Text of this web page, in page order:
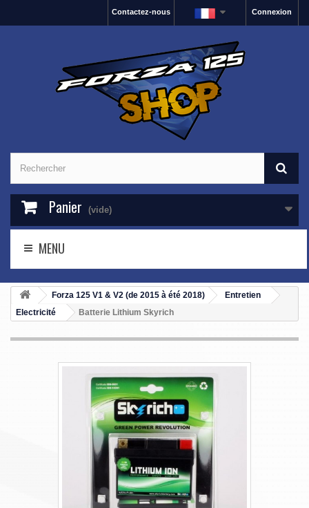
Connexion
Contactez-nous
Panier (vide)
MENU
Forza 125 V1 & V2 (de 2015 à été 2018)
Entretien
Electricité
Batterie Lithium Skyrich